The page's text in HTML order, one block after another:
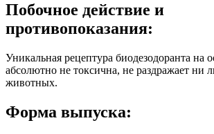
Побочное действие и
противопоказания:
Уникальная рецептура биодезодоранта на
абсолютно не токсична, не раздражает ни
животных.
Форма выпуска: